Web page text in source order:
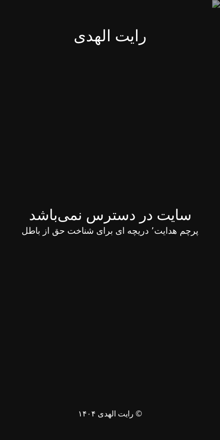
رایت الهدی
سایت در دسترس نمی‌باشد
پرچم هدایت٬ دریچه ای برای شناخت حق از باطل
© رایت الهدی ۱۴۰۴